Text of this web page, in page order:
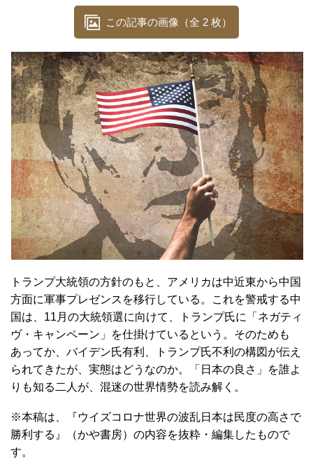
この記事の画像（全 2 枚）
トランプ大統領の方針のもと、アメリカは中近東から中国
方面に軍事プレゼンスを移行している。これを警戒する中
国は、11月の大統領選に向けて、トランプ氏に「ネガティ
ヴ・キャンペーン」を仕掛けているという。そのためも
あってか、バイデン氏有利、トランプ氏不利の構図が伝え
られてきたが、実態はどうなのか。「日本の良さ」を誰よ
りも知る二人が、混迷の世界情勢を読み解く。
※本稿は、『ウイズコロナ世界の波乱日本は民度の高さで
勝利する』（かや書房）の内容を抜粋・編集したもので
す。